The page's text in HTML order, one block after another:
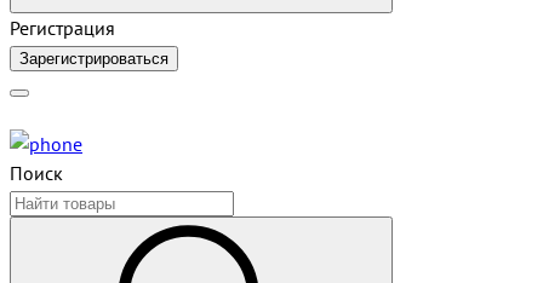
Регистрация
Зарегистрироваться
Поиск